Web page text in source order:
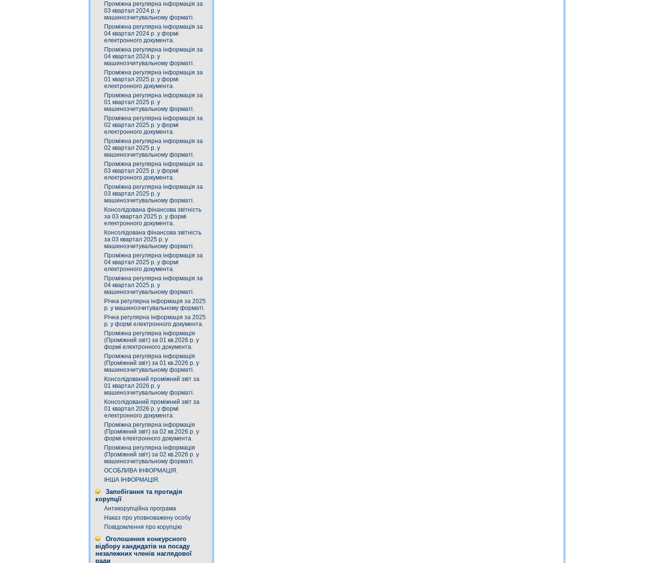
Проміжна регулярна інформація за
03 квартал 2024 р. у
машинозчитувальному форматі.
Проміжна регулярна інформація за
04 квартал 2024 р. у формі
електронного документа.
Проміжна регулярна інформація за
04 квартал 2024 р. у
машинозчитувальному форматі.
Проміжна регулярна інформація за
01 квартал 2025 р. у формі
електронного документа.
Проміжна регулярна інформація за
01 квартал 2025 р. у
машинозчитувальному форматі.
Проміжна регулярна інформація за
02 квартал 2025 р. у формі
електронного документа.
Проміжна регулярна інформація за
02 квартал 2025 р. у
машинозчитувальному форматі.
Проміжна регулярна інформація за
03 квартал 2025 р. у формі
електронного документа.
Проміжна регулярна інформація за
03 квартал 2025 р. у
машинозчитувальному форматі.
Консолідована фінансова звітність
за 03 квартал 2025 р. у формі
електронного документа.
Консолідована фінансова звітність
за 03 квартал 2025 р. у
машинозчитувальному форматі.
Проміжна регулярна інформація за
04 квартал 2025 р. у формі
електронного документа.
Проміжна регулярна інформація за
04 квартал 2025 р. у
машинозчитувальному форматі.
Річна регулярна інформація за 2025
р. у машинозчитувальному форматі.
Річна регулярна інформація за 2025
р. у формі електронного документа.
Проміжна регулярна інформація
(Проміжний звіт) за 01 кв.2026 р. у
формі електронного документа.
Проміжна регулярна інформація
(Проміжний звіт) за 01 кв.2026 р. у
машинозчитувальному форматі.
Консолідований проміжний звіт за
01 квартал 2026 р. у
машинозчитувальному форматі.
Консолідований проміжний звіт за
01 квартал 2026 р. у формі
електронного документа.
Проміжна регулярна інформація
(Проміжний звіт) за 02 кв.2026 р. у
формі електронного документа.
Проміжна регулярна інформація
(Проміжний звіт) за 02 кв.2026 р. у
машинозчитувальному форматі.
ОСОБЛИВА ІНФОРМАЦІЯ.
ІНША ІНФОРМАЦІЯ.
Запобігання та протидія
корупції
Антикорупційна програма
Наказ про уповноважену особу
Повідомлення про корупцію
Оголошення конкурсного
відбору кандидатів на посаду
незалежних членів наглядової
ради